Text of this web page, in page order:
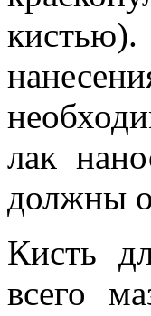
кистью).
лак
должны
Кисть
всего